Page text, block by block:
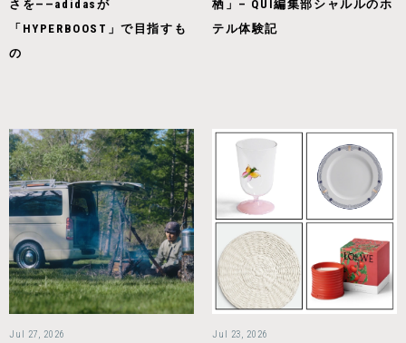
さを——adidasが
「HYPERBOOST」で目指すも
の
栖」– QUI編集部シャルルのホ
テル体験記
Jul 27, 2026 Jul 23, 2026